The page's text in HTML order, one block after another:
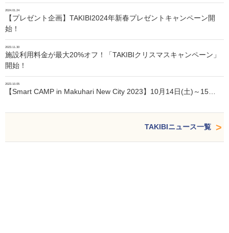
2024.01.24
【プレゼント企画】TAKIBI2024年新春プレゼントキャンペーン開
始！
2023.11.30
施設利用料金が最大20%オフ！「TAKIBIクリスマスキャンペーン」
開始！
2023.10.05
【Smart CAMP in Makuhari New City 2023】10月14日(土)～15…
TAKIBIニュース一覧